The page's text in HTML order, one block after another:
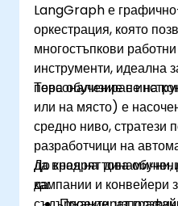
LangGraph е
оркестрация, която
многостъпкови
инструменти, идеална
персонализиране на
Това обучение с
или на място) е
средно ниво, стратези
разработчици на
да внедрят
кампании и конвейери
До края на това
да: